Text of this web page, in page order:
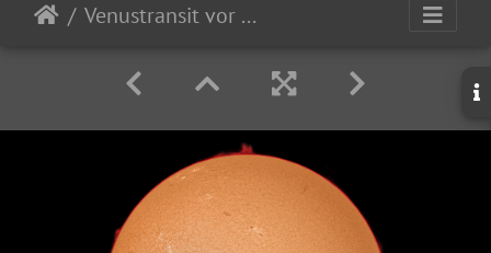
Venustransit vor der Sonne